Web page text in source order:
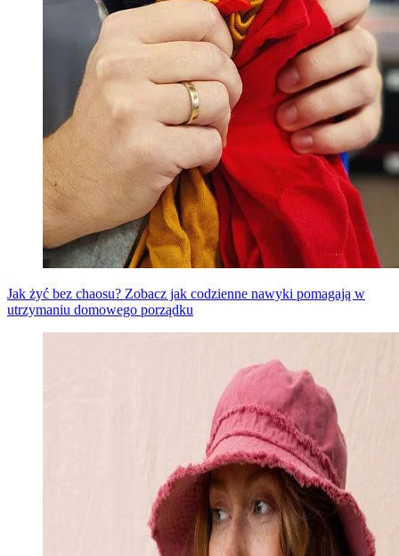
Jak żyć bez chaosu? Zobacz jak codzienne nawyki pomagają w
utrzymaniu domowego porządku